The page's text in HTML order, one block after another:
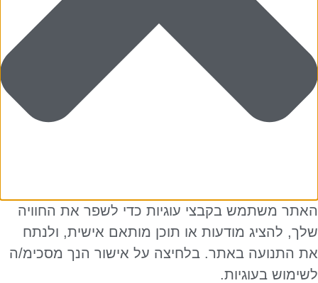
משתמש בקבצי עוגיות כדי לשפר את החוויה
להציג מודעות או תוכן מותאם אישית, ולנתח
התנועה באתר. בלחיצה על אישור הנך מסכימ/ה
בעוגיות.